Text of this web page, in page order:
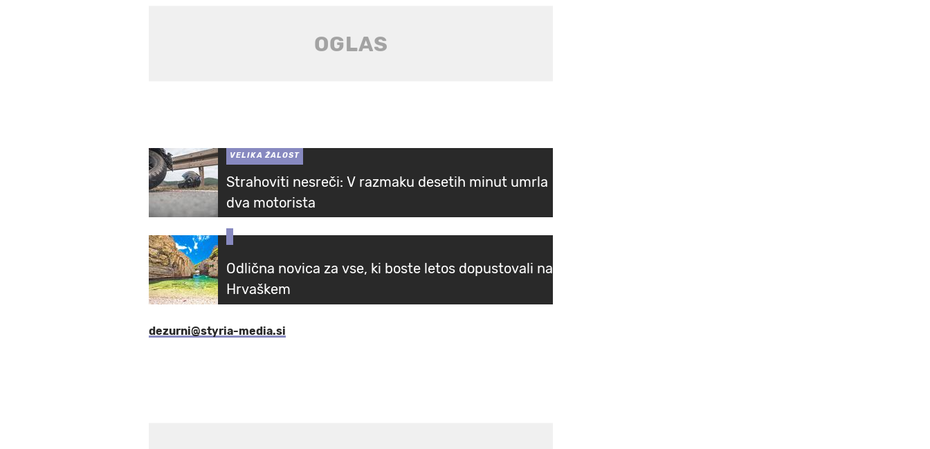
VELIKA ŽALOST
Strahoviti nesreči: V razmaku desetih minut umrla
dva motorista
Odlična novica za vse, ki boste letos dopustovali na
Hrvaškem
dezurni@styria-media.si